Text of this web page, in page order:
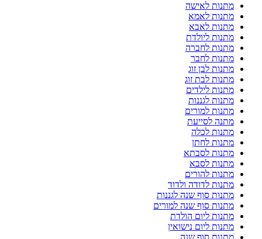
מתנות לאישה
מתנות לאמא
מתנות לאבא
מתנות ליולדת
מתנות לחברה
מתנות לחבר
מתנות לבן זוג
מתנות לבת זוג
מתנות לילדים
מתנות לגננות
מתנות למורים
מתנה לסייעת
מתנות לכלה
מתנות לחתן
מתנות לסבתא
מתנות לסבא
מתנות להורים
מתנות לדודה ולדוד
מתנות סוף שנה לגננות
מתנות סוף שנה למורים
מתנות ליום הולדת
מתנות ליום נישואין
מתנות סוף שנה